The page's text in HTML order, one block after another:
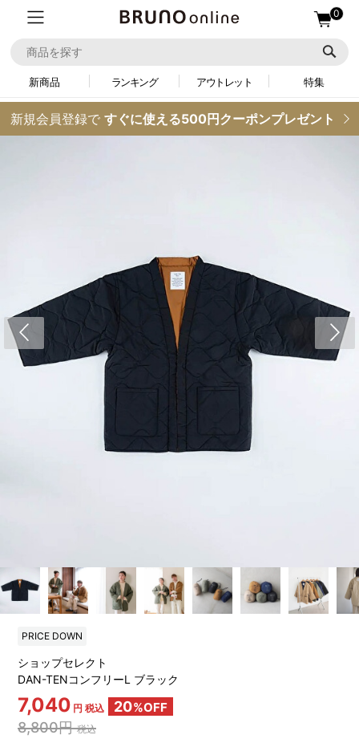
0
新商品 ランキング アウトレット 特集
新規会員登録で すぐに使える500円クーポンプレゼント
PRICE DOWN
ショップセレクト
DAN-TENコンフリーL ブラック
7,040 円 税込 20%OFF
8,800円税込